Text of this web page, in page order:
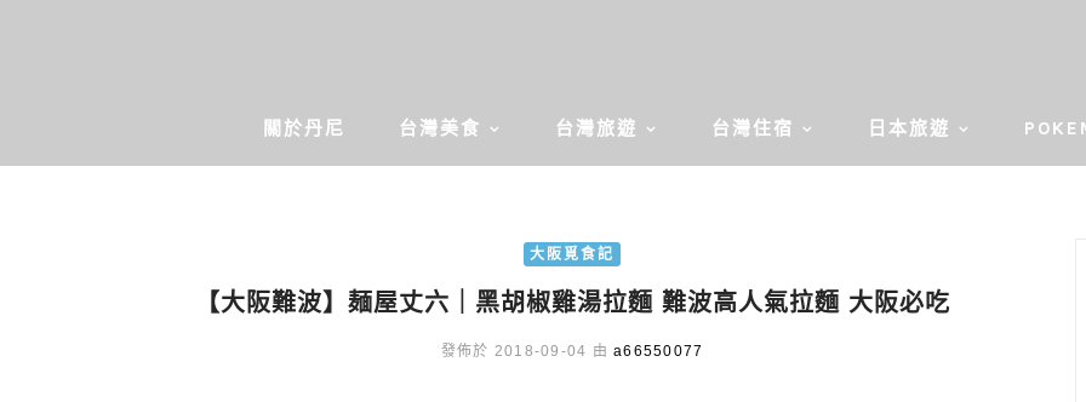
關於丹尼 台灣美食 台灣旅遊 台灣住宿 日本旅遊
大阪覓食記
【大阪難波】麺屋丈六｜黑胡椒雞湯拉麵 難波高人氣拉麵 大阪必吃
發佈於 2018-09-04 由 a66550077